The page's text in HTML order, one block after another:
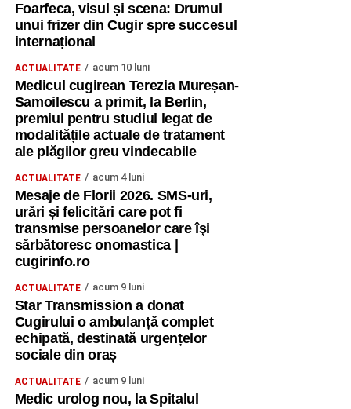
Foarfeca, visul și scena: Drumul
unui frizer din Cugir spre succesul
internațional
ACTUALITATE acum 10 luni
Medicul cugirean Terezia Mureșan-
Samoilescu a primit, la Berlin,
premiul pentru studiul legat de
modalitățile actuale de tratament
ale plăgilor greu vindecabile
ACTUALITATE acum 4 luni
Mesaje de Florii 2026. SMS-uri,
urări și felicitări care pot fi
transmise persoanelor care îşi
sărbătoresc onomastica |
cugirinfo.ro
ACTUALITATE acum 9 luni
Star Transmission a donat
Cugirului o ambulanță complet
echipată, destinată urgențelor
sociale din oraș
ACTUALITATE acum 9 luni
Medic urolog nou, la Spitalul